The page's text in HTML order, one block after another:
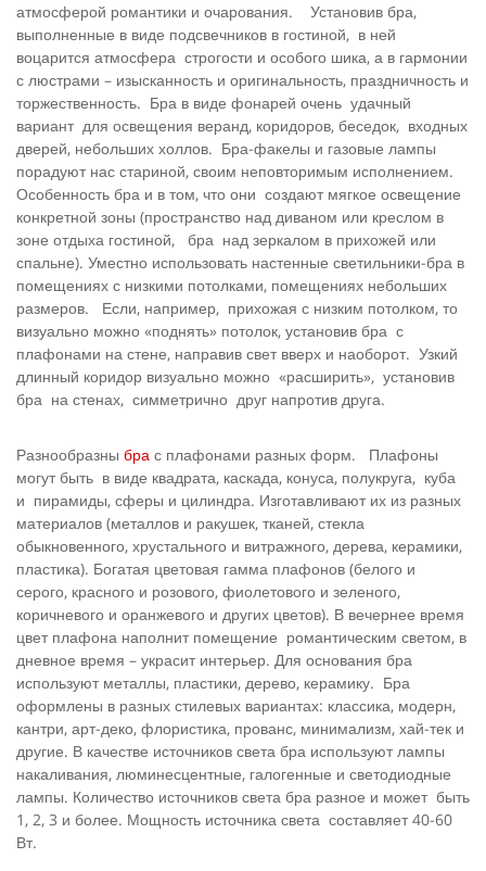
атмосферой романтики и очарования. Установив бра,
выполненные в виде подсвечников в гостиной, в ней
воцарится атмосфера строгости и особого шика, а в гармонии
с люстрами – изысканность и оригинальность, праздничность и
торжественность. Бра в виде фонарей очень удачный
вариант для освещения веранд, коридоров, беседок, входных
дверей, небольших холлов. Бра-факелы и газовые лампы
порадуют нас стариной, своим неповторимым исполнением.
Особенность бра и в том, что они создают мягкое освещение
конкретной зоны (пространство над диваном или креслом в
зоне отдыха гостиной, бра над зеркалом в прихожей или
спальне). Уместно использовать настенные светильники-бра в
помещениях с низкими потолками, помещениях небольших
размеров. Если, например, прихожая с низким потолком, то
визуально можно «поднять» потолок, установив бра с
плафонами на стене, направив свет вверх и наоборот. Узкий
длинный коридор визуально можно «расширить», установив
бра на стенах, симметрично друг напротив друга.
Разнообразны бра с плафонами разных форм. Плафоны
могут быть в виде квадрата, каскада, конуса, полукруга, куба
и пирамиды, сферы и цилиндра. Изготавливают их из разных
материалов (металлов и ракушек, тканей, стекла
обыкновенного, хрустального и витражного, дерева, керамики,
пластика). Богатая цветовая гамма плафонов (белого и
серого, красного и розового, фиолетового и зеленого,
коричневого и оранжевого и других цветов). В вечернее время
цвет плафона наполнит помещение романтическим светом, в
дневное время – украсит интерьер. Для основания бра
используют металлы, пластики, дерево, керамику. Бра
оформлены в разных стилевых вариантах: классика, модерн,
кантри, арт-деко, флористика, прованс, минимализм, хай-тек и
другие. В качестве источников света бра используют лампы
накаливания, люминесцентные, галогенные и светодиодные
лампы. Количество источников света бра разное и может быть
1, 2, 3 и более. Мощность источника света составляет 40-60
Вт.